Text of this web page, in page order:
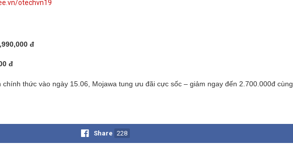
otechvn19
đ
đ
thức vào ngày 15.06, Mojawa tung ưu đãi cực sốc – giảm ngay đến 2.700.000đ cùng
Share 228